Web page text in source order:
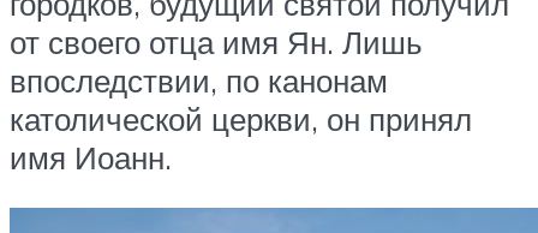
от своего отца имя Ян. Лишь
впоследствии, по канонам
католической церкви, он принял
имя Иоанн.